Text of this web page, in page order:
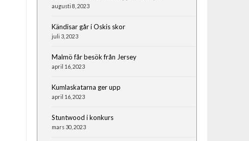
augusti 8, 2023
Kändisar går i Oskis skor
juli 3, 2023
Malmö får besök från Jersey
april 16, 2023
Kumlaskatarna ger upp
april 16, 2023
Stuntwood i konkurs
mars 30, 2023